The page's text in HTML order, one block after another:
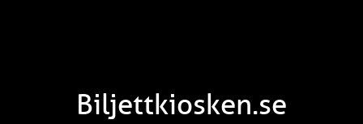
Biljettkiosken.se